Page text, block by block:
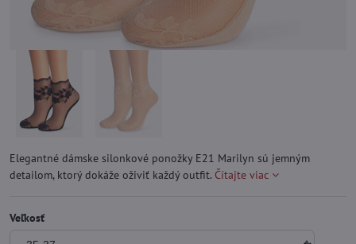
Elegantné dámske silonkové ponožky E21 Marilyn sú jemným
detailom, ktorý dokáže oživiť každý outfit. Čítajte viac
Veľkosť